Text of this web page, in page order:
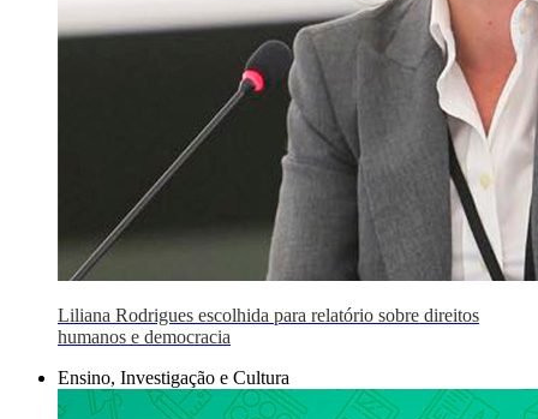
Liliana Rodrigues escolhida para relatório sobre direitos
humanos e democracia
Ensino, Investigação e Cultura